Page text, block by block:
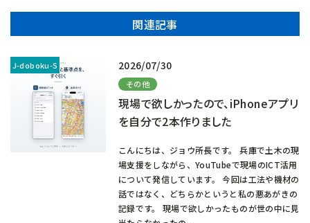
関連記事
2026/07/30
その他
現場で欲しかったので、iPhoneアプリ
を自分で2本作りました
こんにちは、ジョウ所長です。 兵庫で土木の現
場支援をしながら、YouTubeで現場のICT活用
について発信しています。 今回は工法や機材の
話ではなく、どちらかというと私の悪あがきの
記録です。 現場で欲しかったものが世の中に見